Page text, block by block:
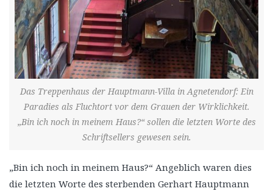
Das Treppenhaus der Hauptmann-Villa in Agnetendorf: Ein
Paradies als Fluchtort vor dem Grauen der Wirklichkeit.
„Bin ich noch in meinem Haus?“ sollen die letzten Worte des
Schriftsellers gewesen sein.
„Bin ich noch in meinem Haus?“ Angeblich waren dies
die letzten Worte des sterbenden Gerhart Hauptmann